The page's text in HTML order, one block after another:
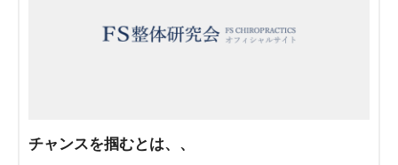
チャンスを掴むとは、、